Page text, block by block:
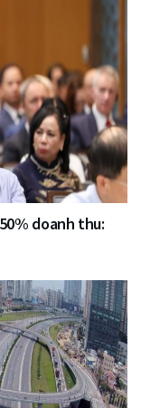
doanh thu: